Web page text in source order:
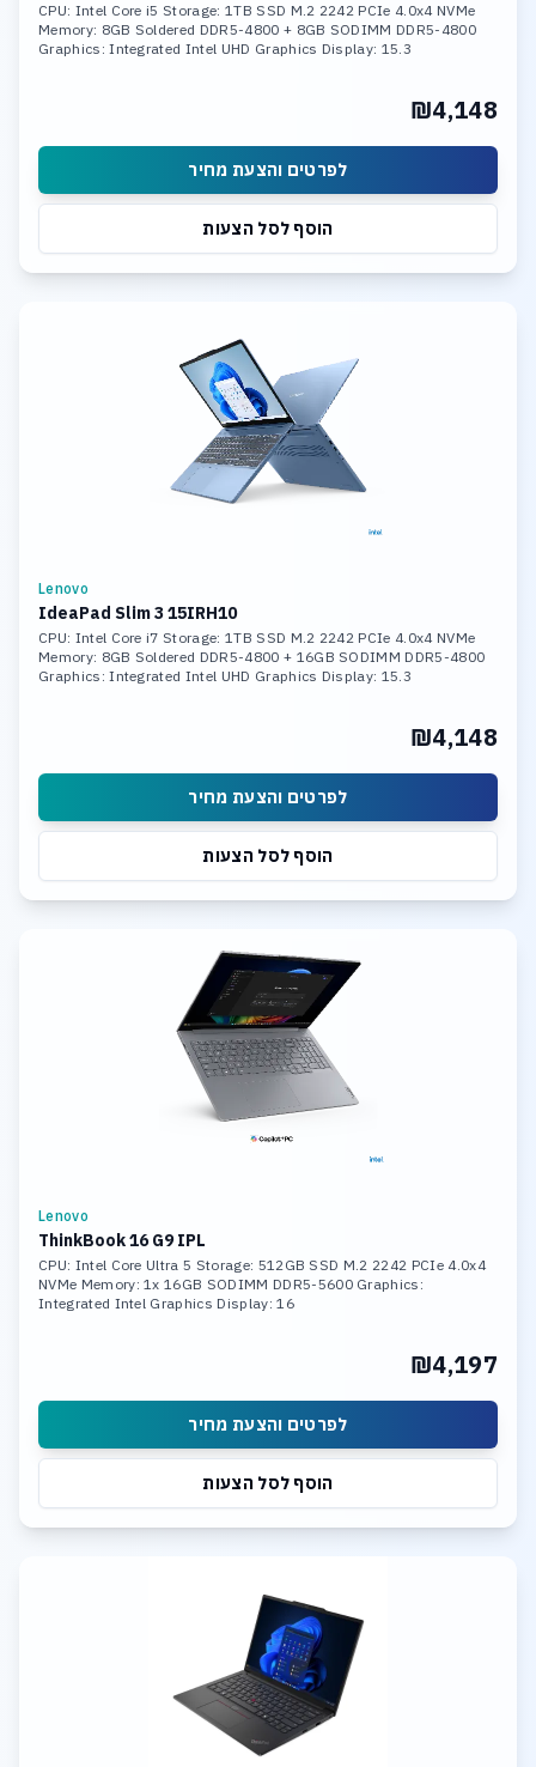
CPU: Intel Core i5 Storage: 1TB SSD M.2 2242 PCIe 4.0x4 NVMe
Memory: 8GB Soldered DDR5-4800 + 8GB SODIMM DDR5-4800
Graphics: Integrated Intel UHD Graphics Display: 15.3
₪4,148
לפרטים והצעת מחיר
הוסף לסל הצעות
Lenovo
IdeaPad Slim 3 15IRH10
CPU: Intel Core i7 Storage: 1TB SSD M.2 2242 PCIe 4.0x4 NVMe
Memory: 8GB Soldered DDR5-4800 + 16GB SODIMM DDR5-4800
Graphics: Integrated Intel UHD Graphics Display: 15.3
₪4,148
לפרטים והצעת מחיר
הוסף לסל הצעות
Lenovo
ThinkBook 16 G9 IPL
CPU: Intel Core Ultra 5 Storage: 512GB SSD M.2 2242 PCIe 4.0x4
NVMe Memory: 1x 16GB SODIMM DDR5-5600 Graphics:
Integrated Intel Graphics Display: 16
₪4,197
לפרטים והצעת מחיר
הוסף לסל הצעות